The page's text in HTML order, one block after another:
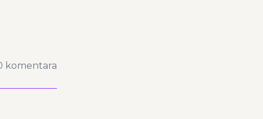
komentara